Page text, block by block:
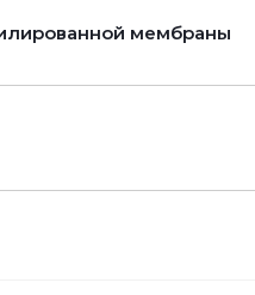
мембраны